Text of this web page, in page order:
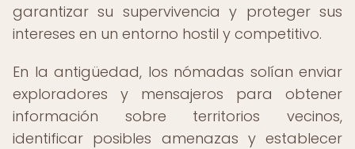
garantizar su supervivencia y proteger sus
intereses en un entorno hostil y competitivo.
En la antigüedad, los nómadas solían enviar
exploradores y mensajeros para obtener
información sobre territorios vecinos,
identificar posibles amenazas y establecer